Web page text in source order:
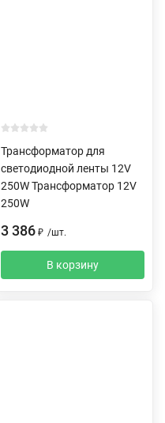
Трансформатор для
светодиодной ленты 12V
250W Трансформатор 12V
250W
3 386 ₽ /шт.
В корзину